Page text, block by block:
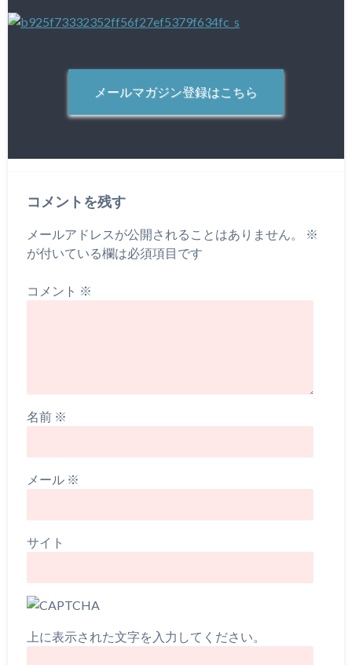
メールマガジン登録はこちら
コメントを残す
メールアドレスが公開されることはありません。
※
が付いている欄は必須項目です
コメント ※
名前 ※
メール ※
サイト
上に表示された文字を入力してください。